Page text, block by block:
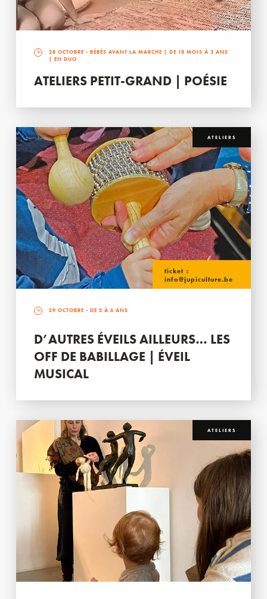
28 OCTOBRE - BÉBÉS AVANT LA MARCHE | DE 18 MOIS À 3 ANS
| EN DUO
ATELIERS PETIT-GRAND | POÉSIE
ATELIERS
ticket :
info@jupiculture.be
29 OCTOBRE - DE 3 À 6 ANS
D’AUTRES ÉVEILS AILLEURS… LES
OFF DE BABILLAGE | ÉVEIL
MUSICAL
ATELIERS